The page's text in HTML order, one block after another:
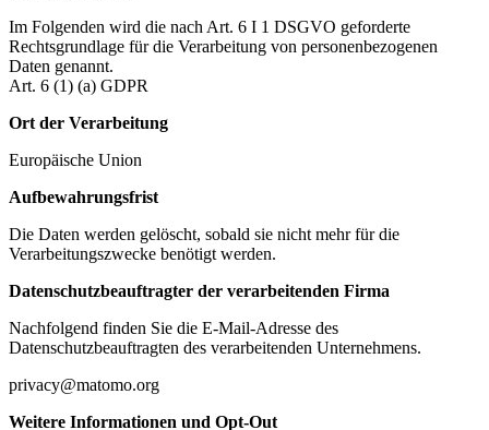
Im Folgenden wird die nach Art. 6 I 1 DSGVO geforderte
Rechtsgrundlage für die Verarbeitung von personenbezogenen
Daten genannt.
Art. 6 (1) (a) GDPR
Ort der Verarbeitung
Europäische Union
Aufbewahrungsfrist
Die Daten werden gelöscht, sobald sie nicht mehr für die
Verarbeitungszwecke benötigt werden.
Datenschutzbeauftragter der verarbeitenden Firma
Nachfolgend finden Sie die E-Mail-Adresse des
Datenschutzbeauftragten des verarbeitenden Unternehmens.
privacy@matomo.org
Weitere Informationen und Opt-Out